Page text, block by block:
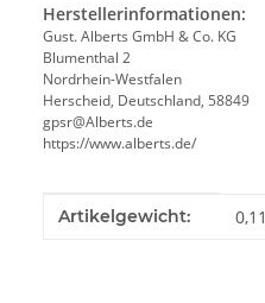
Herstellerinformationen:
Gust. Alberts GmbH & Co. KG
Blumenthal 2
Nordrhein-Westfalen
Herscheid, Deutschland, 58849
gpsr@Alberts.de
https://www.alberts.de/
Produkteigenschaft
Wert
Artikelgewicht: 0,11